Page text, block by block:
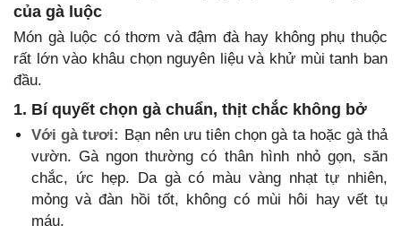
của gà luộc
Món gà luộc có thơm và đậm đà hay không phụ thuộc
rất lớn vào khâu chọn nguyên liệu và khử mùi tanh ban
đầu.
1. Bí quyết chọn gà chuẩn, thịt chắc không bở
Với gà tươi: Bạn nên ưu tiên chọn gà ta hoặc gà thả
vườn. Gà ngon thường có thân hình nhỏ gọn, săn
chắc, ức hẹp. Da gà có màu vàng nhạt tự nhiên,
mỏng và đàn hồi tốt, không có mùi hôi hay vết tụ
máu.